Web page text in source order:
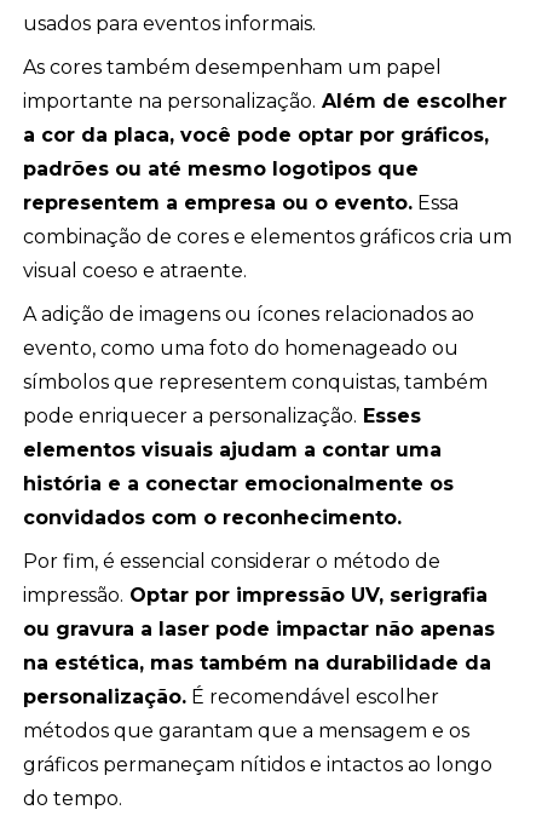
usados para eventos informais.
As cores também desempenham um papel
importante na personalização. Além de escolher
a cor da placa, você pode optar por gráficos,
padrões ou até mesmo logotipos que
representem a empresa ou o evento. Essa
combinação de cores e elementos gráficos cria um
visual coeso e atraente.
A adição de imagens ou ícones relacionados ao
evento, como uma foto do homenageado ou
símbolos que representem conquistas, também
pode enriquecer a personalização. Esses
elementos visuais ajudam a contar uma
história e a conectar emocionalmente os
convidados com o reconhecimento.
Por fim, é essencial considerar o método de
impressão. Optar por impressão UV, serigrafia
ou gravura a laser pode impactar não apenas
na estética, mas também na durabilidade da
personalização. É recomendável escolher
métodos que garantam que a mensagem e os
gráficos permaneçam nítidos e intactos ao longo
do tempo.